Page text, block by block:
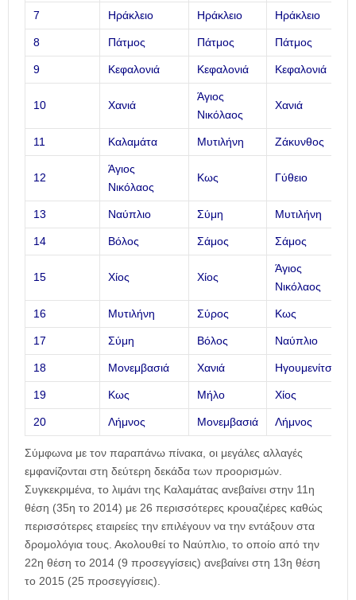
7 Ηράκλειο Ηράκλειο Ηράκλειο
8 Πάτμος Πάτμος Πάτμος
9 Κεφαλονιά Κεφαλονιά Κεφαλονιά
10 Χανιά
Άγιος
Νικόλαος
Χανιά
11 Καλαμάτα Μυτιλήνη Ζάκυνθος
12
Άγιος
Νικόλαος
Κως Γύθειο
13 Ναύπλιο Σύμη Μυτιλήνη
14 Βόλος Σάμος Σάμος
15 Χίος Χίος
Άγιος
Νικόλαος
16 Μυτιλήνη Σύρος Κως
17 Σύμη Βόλος Ναύπλιο
18 Μονεμβασιά Χανιά Ηγουμενίτσα
19 Κως Μήλο Χίος
20 Λήμνος Μονεμβασιά Λήμνος
Σύμφωνα με τον παραπάνω πίνακα, οι μεγάλες αλλαγές
εμφανίζονται στη δεύτερη δεκάδα των προορισμών.
Συγκεκριμένα, το λιμάνι της Καλαμάτας ανεβαίνει στην 11η
θέση (35η το 2014) με 26 περισσότερες κρουαζιέρες καθώς
περισσότερες εταιρείες την επιλέγουν να την εντάξουν στα
δρομολόγια τους. Ακολουθεί το Ναύπλιο, το οποίο από την
22η θέση το 2014 (9 προσεγγίσεις) ανεβαίνει στη 13η θέση
το 2015 (25 προσεγγίσεις).